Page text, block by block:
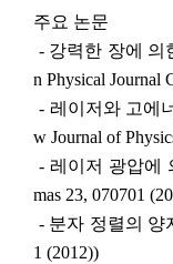
주요 논문
- 강력한 장에 의
n Physical Journal
- 레이저와 고에
w Journal of
- 레이저 광압에
mas 23, 070701
- 분자 정렬의 양
1 (2012))